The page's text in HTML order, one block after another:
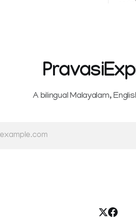
A bilingual Malayalam,